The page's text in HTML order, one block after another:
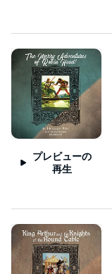
プレビューの
再生